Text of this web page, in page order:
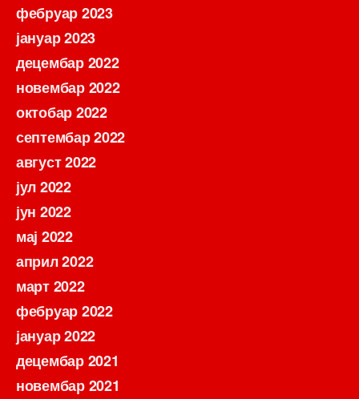
фебруар 2023
јануар 2023
децембар 2022
новембар 2022
октобар 2022
септембар 2022
август 2022
јул 2022
јун 2022
мај 2022
април 2022
март 2022
фебруар 2022
јануар 2022
децембар 2021
новембар 2021